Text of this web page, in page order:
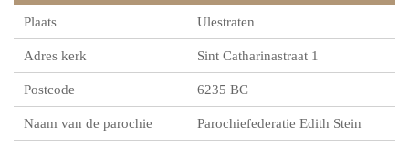
Plaats Ulestraten
Adres kerk Sint Catharinastraat 1
Postcode 6235 BC
Naam van de parochie Parochiefederatie Edith Stein